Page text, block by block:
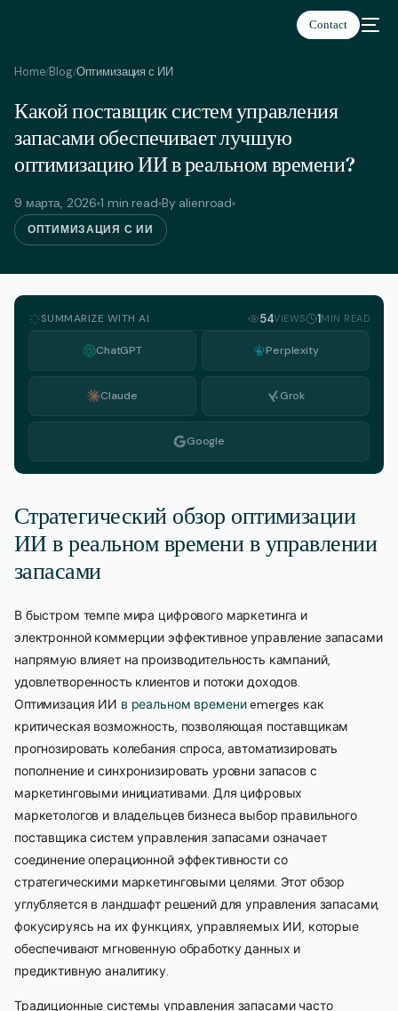
Contact
Home/Blog/Оптимизация с ИИ
Какой поставщик систем управления
запасами обеспечивает лучшую
оптимизацию ИИ в реальном времени?
9 марта, 2026 1 min read By alienroad
ОПТИМИЗАЦИЯ С ИИ
SUMMARIZE WITH AI 54VIEWS 1MIN READ
ChatGPT Perplexity
Claude Grok
Google
Стратегический обзор оптимизации
ИИ в реальном времени в управлении
запасами
В быстром темпе мира цифрового маркетинга и
электронной коммерции эффективное управление запасами
напрямую влияет на производительность кампаний,
удовлетворенность клиентов и потоки доходов.
Оптимизация ИИ в реальном времениemerges как
критическая возможность, позволяющая поставщикам
прогнозировать колебания спроса, автоматизировать
пополнение и синхронизировать уровни запасов с
маркетинговыми инициативами. Для цифровых
маркетологов и владельцев бизнеса выбор правильного
поставщика систем управления запасами означает
соединение операционной эффективности со
стратегическими маркетинговыми целями. Этот обзор
углубляется в ландшафт решений для управления запасами,
фокусируясь на их функциях, управляемых ИИ, которые
обеспечивают мгновенную обработку данных и
предиктивную аналитику.
Традиционные системы управления запасами часто
Русский